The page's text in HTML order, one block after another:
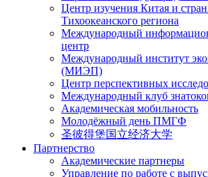
Центр изучения Китая и
Тихоокеанского региона
Международный
центр
Международный институт
(МИЭП)
Центр перспективных
Международный клуб
Академическая мобильность
Молодёжный день ПМГФ
圣彼得堡国立经济大学
Партнерство
Академические партнеры
Управление по работе с